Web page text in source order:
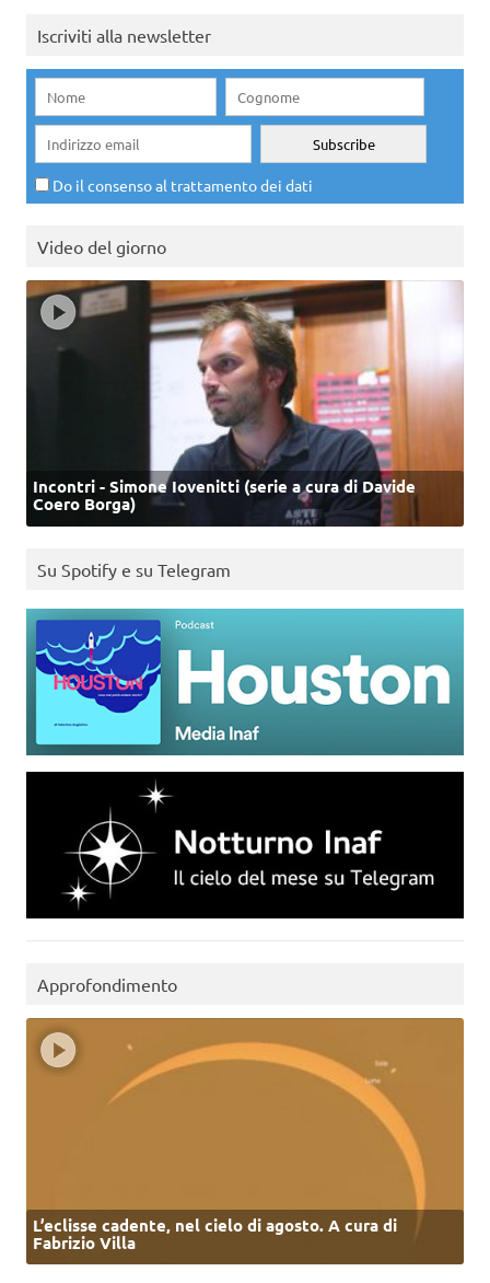
Iscriviti alla newsletter
Do il consenso al trattamento dei dati
Video del giorno
Incontri - Simone Iovenitti (serie a cura di Davide
Coero Borga)
Su Spotify e su Telegram
Approfondimento
L’eclisse cadente, nel cielo di agosto. A cura di
Fabrizio Villa